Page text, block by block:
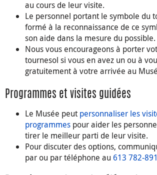
au cours de leur visite.
Le personnel portant le symbole du
formé à la reconnaissance de ce
son aide dans la mesure du possible.
Nous vous encourageons à porter
tournesol si vous en avez un ou à
gratuitement à votre arrivée au
Programmes et visites guidées
Le Musée peut personnaliser les
programmes pour aider les
tirer le meilleur parti de leur visite.
Pour discuter des options,
par ou par téléphone au 613